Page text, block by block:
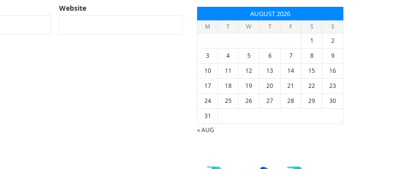
Website
AUGUST 2026
M T W T F S
S
1
2
3
4 5 6 7 8
9
10
11 12 13 14 15
16
17
18 19 20 21 22
23
24
25 26 27 28 29
30
31
« AUG